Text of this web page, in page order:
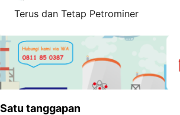
Terus dan Tetap Petrominer
Satu tanggapan